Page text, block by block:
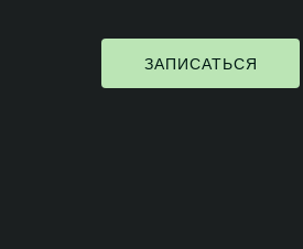
ЗАПИСАТЬСЯ